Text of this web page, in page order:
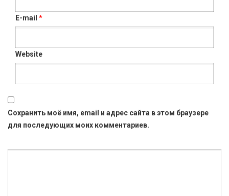
E-mail *
Website
Сохранить моё имя, email и адрес сайта в этом браузере
для последующих моих комментариев.